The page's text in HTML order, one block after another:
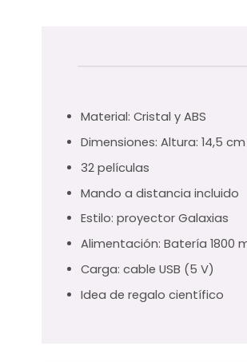
Material: Cristal y ABS
Dimensiones: Altura: 14,5
32 películas
Mando a distancia incluido
Estilo: proyector Galaxias
Alimentación: Batería 1800
Carga: cable USB (5 V)
Idea de regalo científico